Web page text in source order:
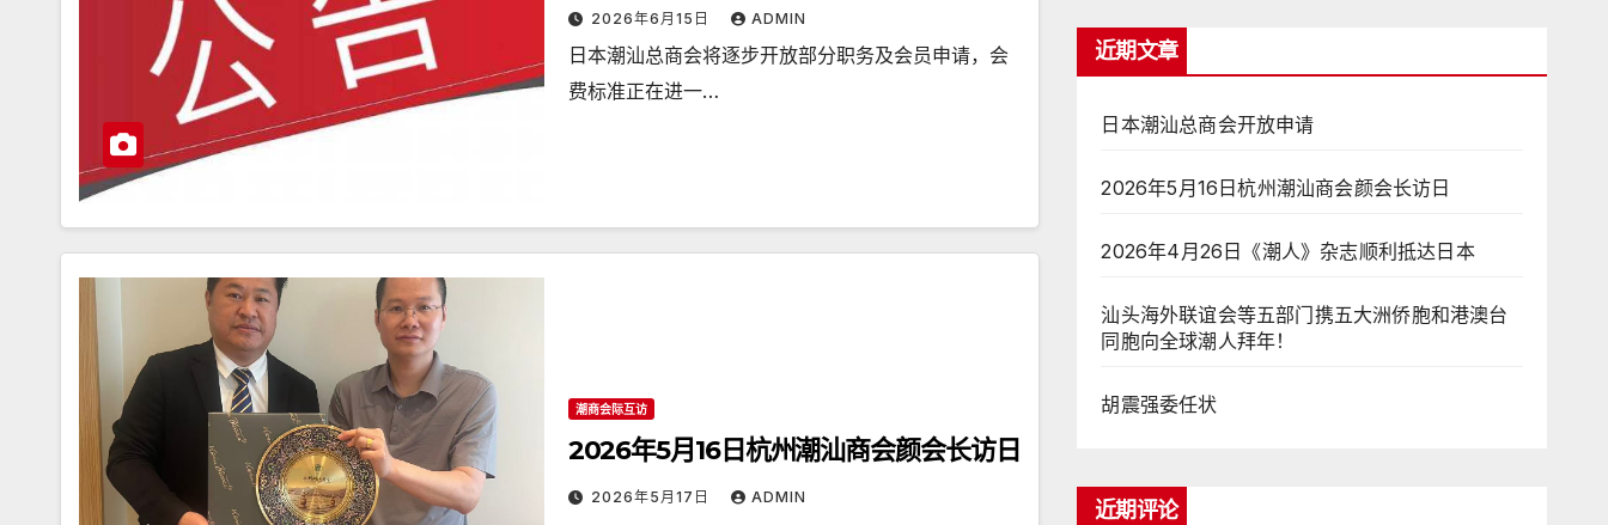
2026年6月15日 ADMIN
日本潮汕总商会将逐步开放部分职务及会员申请，会
费标准正在进一…
潮商会际互访
2026年5月16日杭州潮汕商会颜会长访日
2026年5月17日 ADMIN
近期文章
日本潮汕总商会开放申请
2026年5月16日杭州潮汕商会颜会长访日
2026年4月26日《潮人》杂志顺利抵达日本
汕头海外联谊会等五部门携五大洲侨胞和港澳台
同胞向全球潮人拜年！
胡震强委任状
近期评论